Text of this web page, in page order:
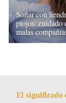
Soñar con
piojos: cuidado
malas
El significado